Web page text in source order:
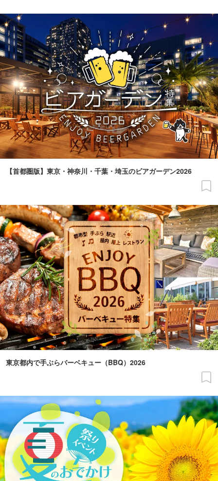
【首都圏版】東京・神奈川・千葉・埼玉のビアガーデン2026
東京都内で手ぶらバーベキュー（BBQ）2026